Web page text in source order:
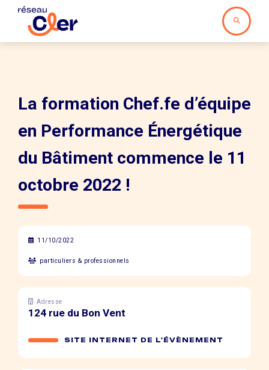
La formation Chef.fe d’équipe
en Performance Énergétique
du Bâtiment commence le 11
octobre 2022 !
11/10/2022
particuliers & professionnels
Adresse
124 rue du Bon Vent
SITE INTERNET DE L'ÉVÈNEMENT